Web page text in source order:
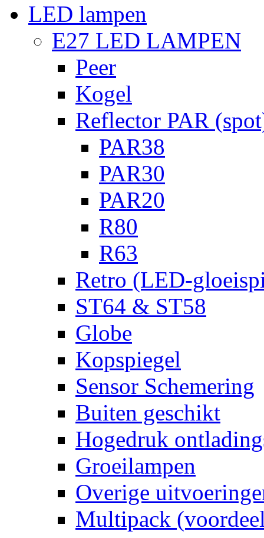
LED lampen
E27 LED LAMPEN
Peer
Kogel
Reflector PAR
PAR38
PAR30
PAR20
R80
R63
Retro (LED-
ST64 & ST58
Globe
Kopspiegel
Sensor Schemering
Buiten geschikt
Hogedruk
Groeilampen
Overige
Multipack